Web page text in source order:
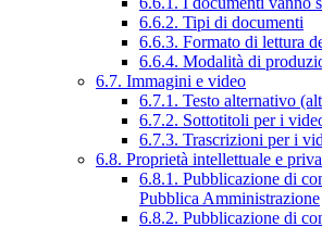
6.6.2. Tipi di documenti
6.6.3. Formato di lettura
6.6.4. Modalità di
6.7. Immagini e video
6.7.1. Testo alternativo
6.7.2. Sottotitoli per i
6.7.3. Trascrizioni per i
6.8. Proprietà intellettuale e
6.8.1. Pubblicazione di
Pubblica Amministrazione
6.8.2. Pubblicazione di